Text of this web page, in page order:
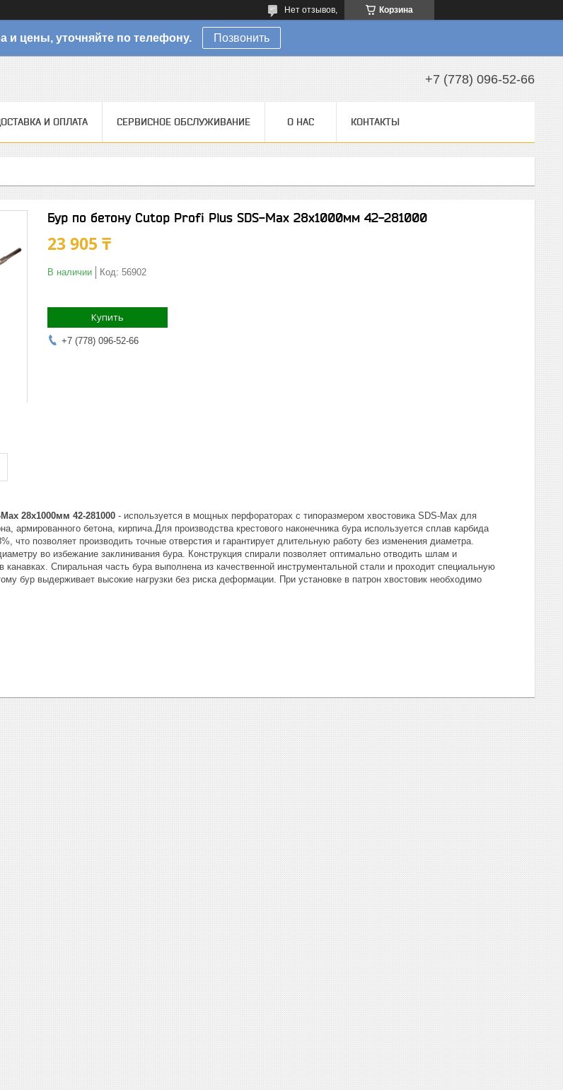
Корзина
Нет отзывов,
и цены, уточняйте по телефону. Позвонить
+7 (778) 096-52-66
И ОПЛАТА СЕРВИСНОЕ ОБСЛУЖИВАНИЕ О НАС КОНТАКТЫ
Бур по бетону Cutop Profi Plus SDS-Max 28х1000мм 42-281000
23 905 ₸
В наличии Код: 56902
Купить
+7 (778) 096-52-66
28х1000мм 42-281000 - используется в мощных перфораторах с типоразмером хвостовика SDS-Max для
армированного бетона, кирпича.Для производства крестового наконечника бура используется сплав карбида
что позволяет производить точные отверстия и гарантирует длительную работу без изменения диаметра.
во избежание заклинивания бура. Конструкция спирали позволяет оптимально отводить шлам и
канавках. Спиральная часть бура выполнена из качественной инструментальной стали и проходит специальную
бур выдерживает высокие нагрузки без риска деформации. При установке в патрон хвостовик необходимо